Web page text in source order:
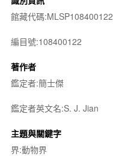
館藏代碼:MLSP108400122
編目號:108400122
著作者
鑑定者:簡士傑
鑑定者英文名:S. J. Jian
主題與關鍵字
界:動物界